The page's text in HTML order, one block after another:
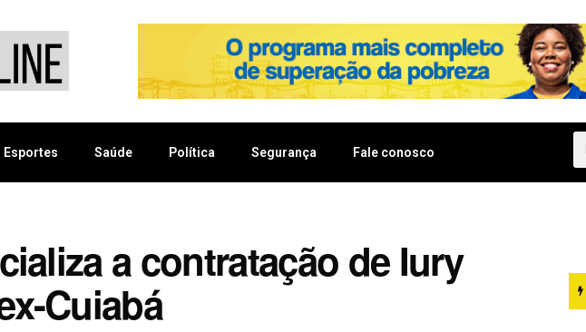
Esportes Saúde Política Segurança Fale conosco
a contratação de Iury
Cuiabá